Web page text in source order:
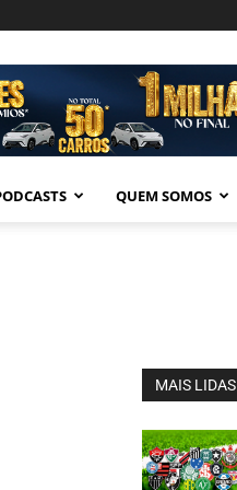
QUEM SOMOS
MAIS LIDAS